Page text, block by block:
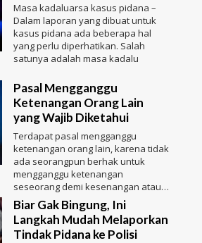
Masa kadaluarsa kasus pidana –
Dalam laporan yang dibuat untuk
kasus pidana ada beberapa hal
yang perlu diperhatikan. Salah
satunya adalah masa kadalu
Pasal Mengganggu
Ketenangan Orang Lain
yang Wajib Diketahui
Terdapat pasal mengganggu
ketenangan orang lain, karena tidak
ada seorangpun berhak untuk
mengganggu ketenangan
seseorang demi kesenangan atau
kepenti
Biar Gak Bingung, Ini
Langkah Mudah Melaporkan
Tindak Pidana ke Polisi